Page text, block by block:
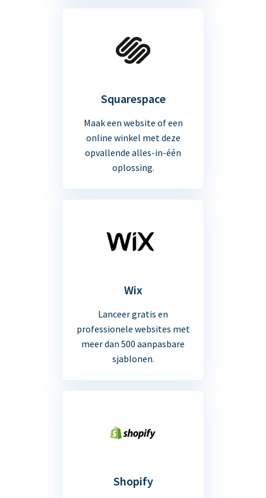
Squarespace
Maak een website of een
online winkel met deze
opvallende alles-in-één
oplossing.
Wix
Lanceer gratis en
professionele websites met
meer dan 500 aanpasbare
sjablonen.
Shopify